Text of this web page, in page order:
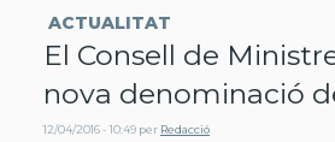
ACTUALITAT
El Consell de
nova denominació
12/04/2016 - 10:49 per Redacció